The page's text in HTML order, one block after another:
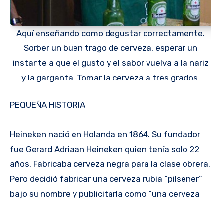
Aquí enseñando como degustar correctamente.
Sorber un buen trago de cerveza, esperar un
instante a que el gusto y el sabor vuelva a la nariz
y la garganta. Tomar la cerveza a tres grados.
PEQUEÑA HISTORIA
Heineken nació en Holanda en 1864. Su fundador
fue Gerard Adriaan Heineken quien tenía solo 22
años. Fabricaba cerveza negra para la clase obrera.
Pero decidió fabricar una cerveza rubia “pilsener”
bajo su nombre y publicitarla como “una cerveza